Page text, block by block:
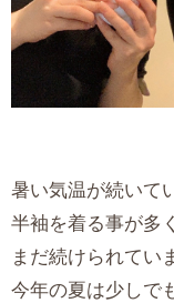
暑い気温が続いて
半袖を着る事が多
まだ続けられてい
今年の夏は少しで